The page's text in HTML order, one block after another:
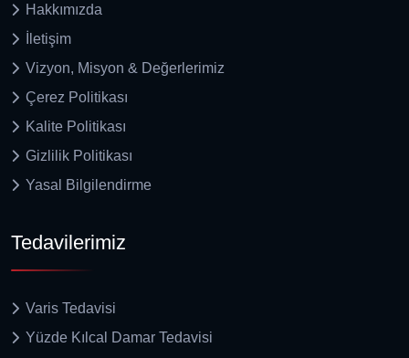
Hakkımızda
İletişim
Vizyon, Misyon & Değerlerimiz
Çerez Politikası
Kalite Politikası
Gizlilik Politikası
Yasal Bilgilendirme
Tedavilerimiz
Varis Tedavisi
Yüzde Kılcal Damar Tedavisi